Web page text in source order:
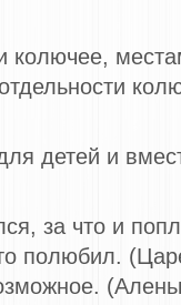
колючее,
детей и
за что и
полюбил.